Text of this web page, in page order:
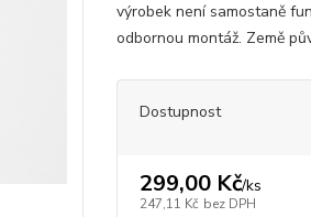
výrobek není samostaně
odbornou montáž. Země
Dostupnost
299,00 Kč/ks
247,11 Kč bez DPH